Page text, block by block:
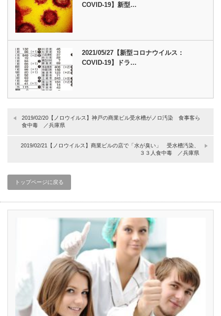
COVID-19】新型…
2021/05/27【新型コロナウイルス：
COVID-19】ドラ…
2019/02/20【ノロウイルス】神戸の商業ビル受水槽がノロ汚染 食事客ら
食中毒 ／兵庫県
2019/02/21【ノロウイルス】商業ビルの店で「水が臭い」 受水槽汚染、
３３人食中毒 ／兵庫県
トップページに戻る